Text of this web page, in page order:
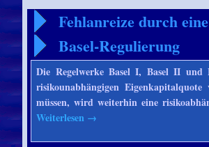
Fehlanreize durch
Basel-Regulierung
Die Regelwerke Basel I, Basel II
risikounabhängigen
müssen, wird weiterhin eine
Weiterlesen →